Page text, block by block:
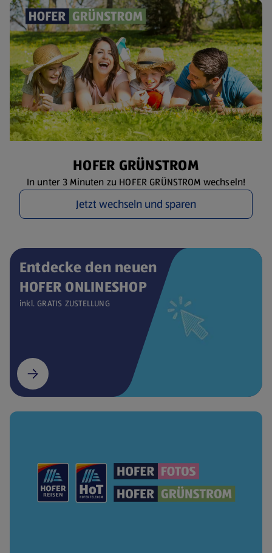
HOFER GRÜNSTROM
In unter 3 Minuten zu HOFER GRÜNSTROM wechseln!
Jetzt wechseln und sparen
Entdecke den neuen
HOFER ONLINESHOP
inkl. GRATIS ZUSTELLUNG
(öffnet in einem neuen Tab)